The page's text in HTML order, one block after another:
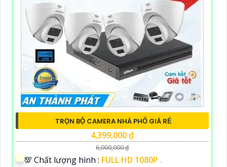
TRỌN BỘ CAMERA NHÀ PHỐ GIÁ RẺ
4,399,000 ₫
6,000,000 ₫
💯 Chất lượng hình : FULL HD 1080P .